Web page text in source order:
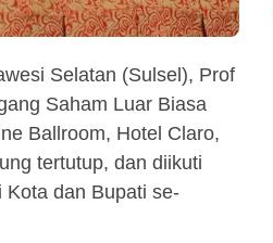
Selatan (Sulsel), Prof
Saham Luar Biasa
Ballroom, Hotel Claro,
tertutup, dan diikuti
Kota dan Bupati se-